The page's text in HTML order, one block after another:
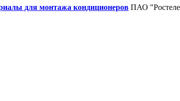
для монтажа кондиционеров ПАО